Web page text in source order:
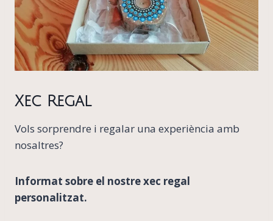
Xec Regal
Vols sorprendre i regalar una experiència amb
nosaltres?
Informat sobre el nostre xec regal
personalitzat.